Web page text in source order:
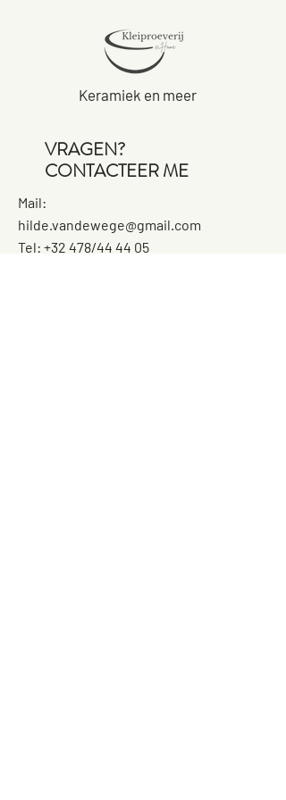
Keramiek en meer
VRAGEN?
CONTACTEER ME
Mail:
hilde.vandewege@gmail.com
Tel: +32 478/44 44 05